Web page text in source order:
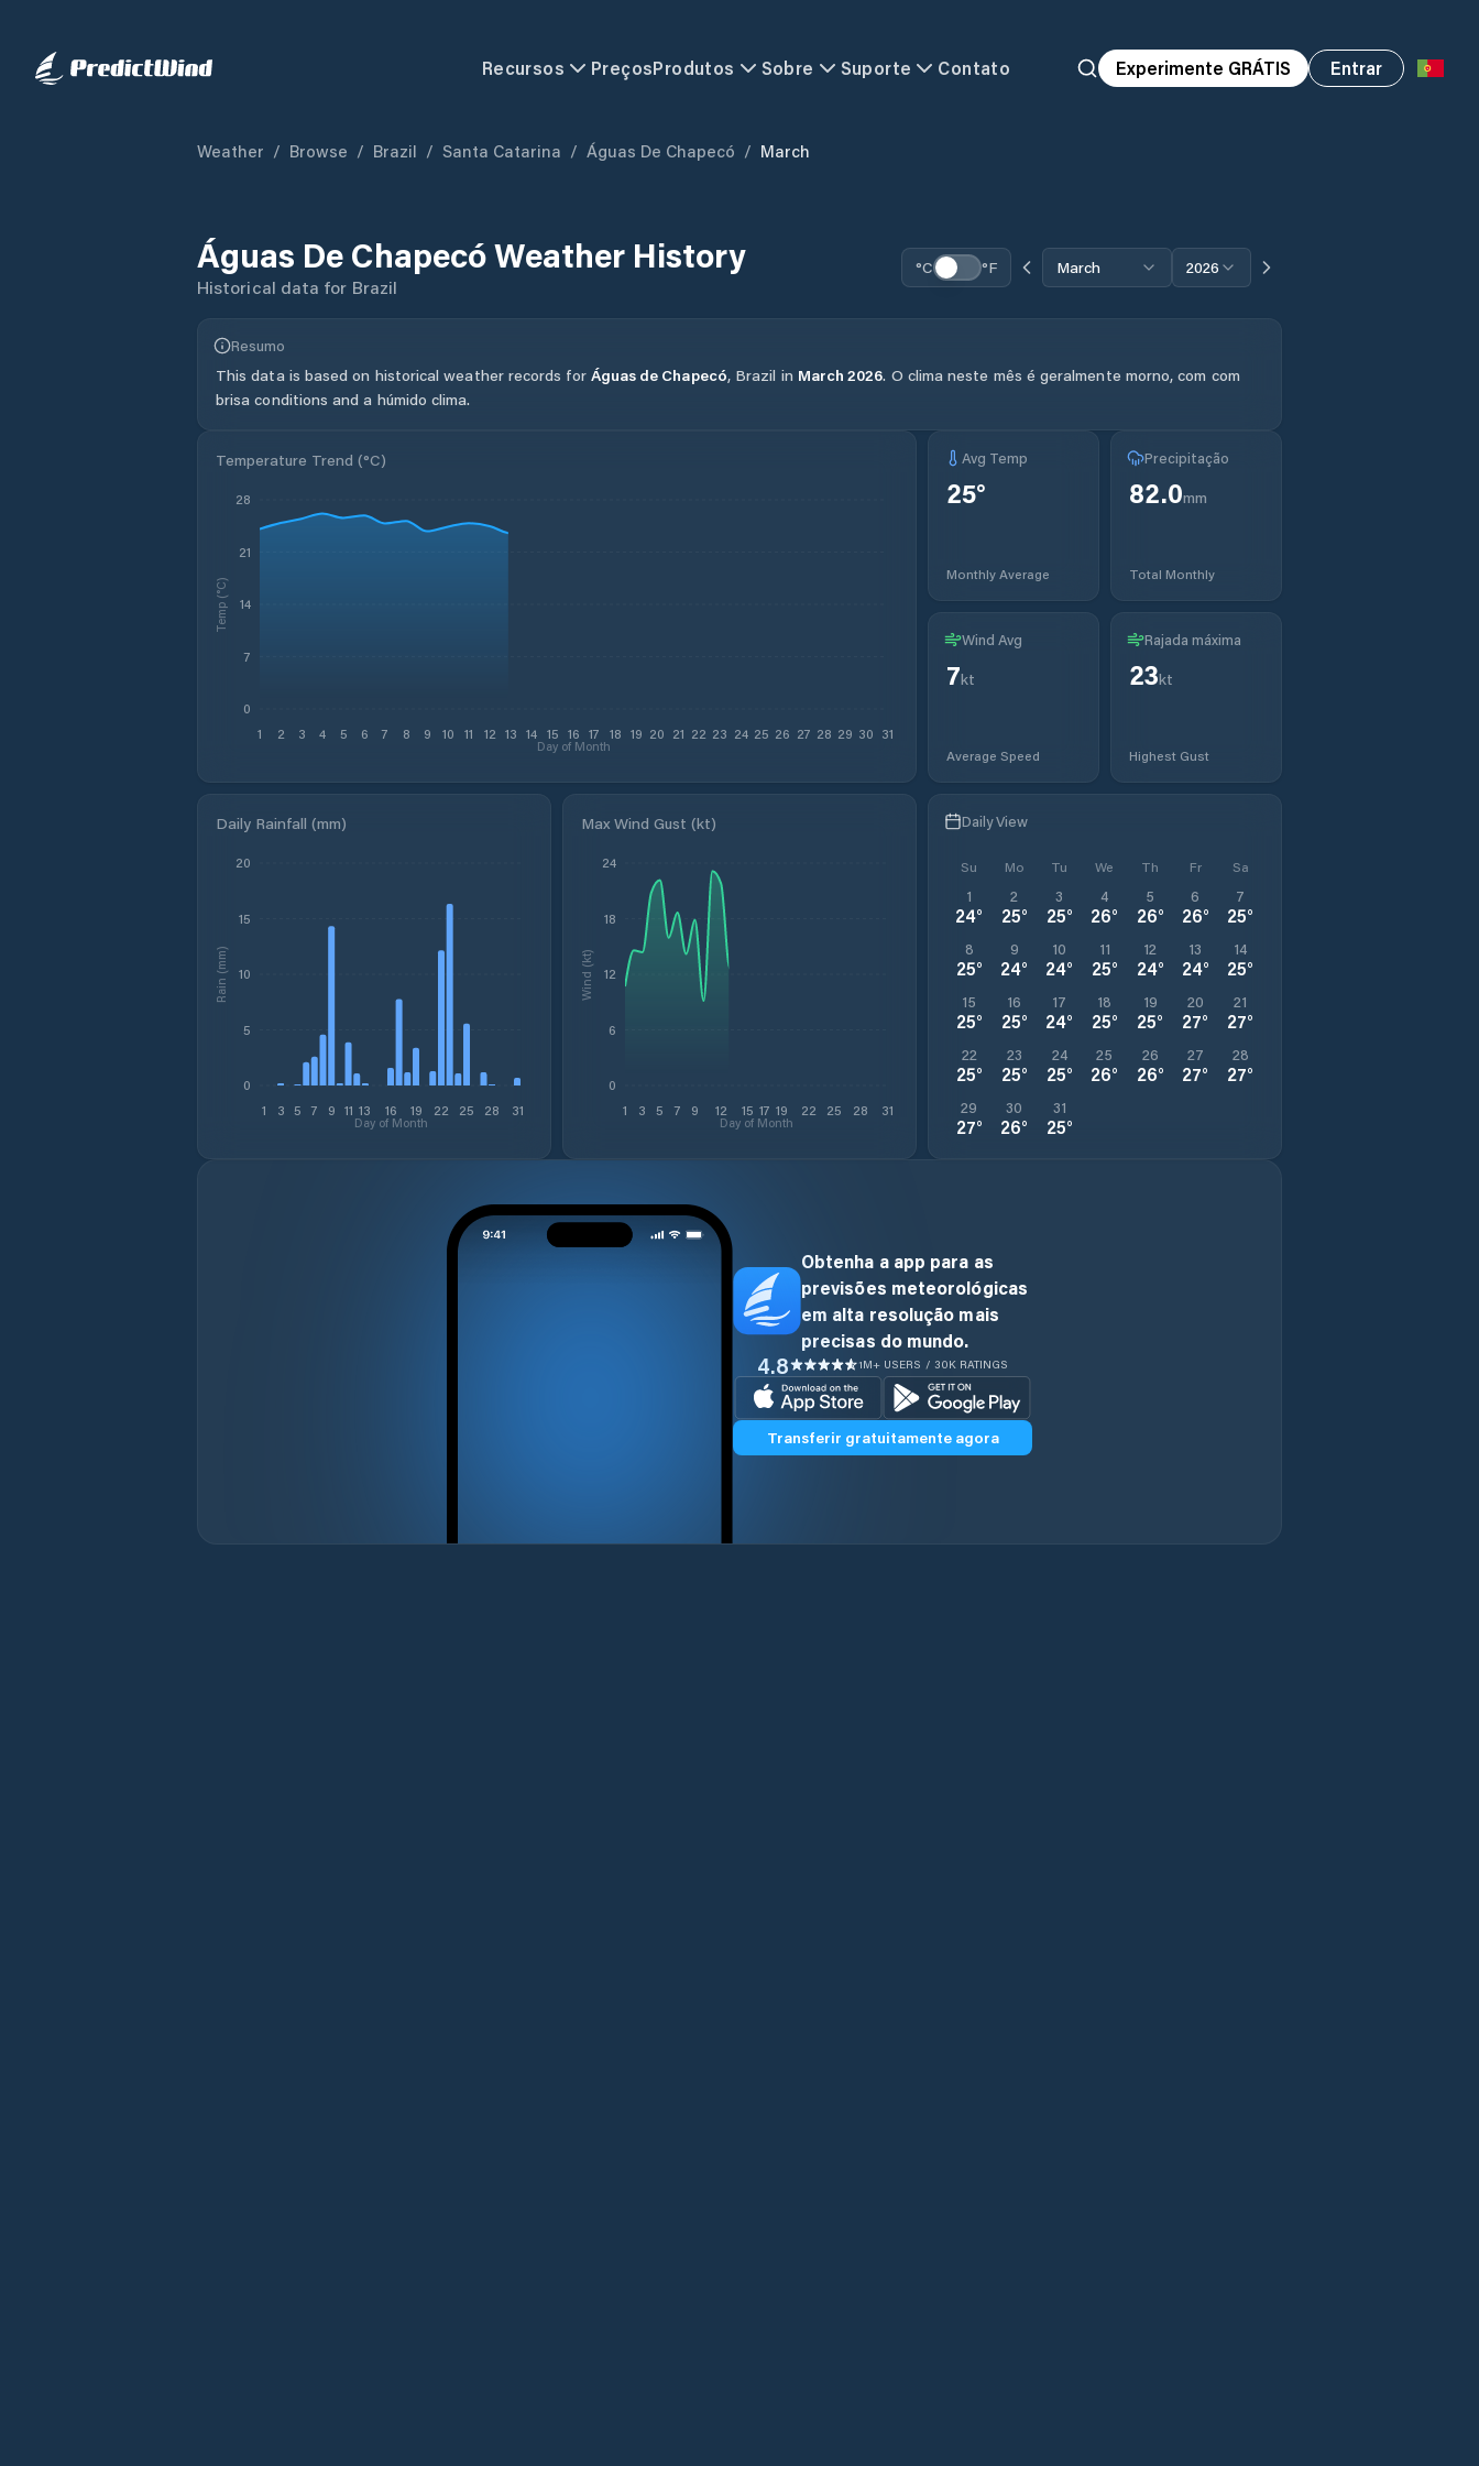
Recursos PreçosProdutos Sobre Suporte Contato Experimente GRÁTIS Entrar
Weather / Browse / Brazil / Santa Catarina / Águas De Chapecó / March
Águas De ChapecóWeather History
Historical data for Brazil
°C °F March 2026
Resumo
This data is based on historical weather records for Águas de Chapecó, Brazil in March 2026. O clima neste mês é geralmente morno, com com
brisa conditions and a húmido clima.
Temperature Trend (°C)
1 2 3 4 5 6 7 8 9 10 11 12 13 14 15 16 17 18 19 20 21 22 23 24 25 26 27 28 29 30 31
Day of Month
0
7
14
21
28
Temp (°C)
Avg Temp
25°
Monthly Average
Precipitação
82.0mm
Total Monthly
Wind Avg
7kt
Average Speed
Rajada máxima
23kt
Highest Gust
Daily Rainfall (mm)
1 3 5 7 9 11 13 16 19 22 25 28 31
Day of Month
0
5
10
15
20
Rain (mm)
Max Wind Gust (kt)
1 3 5 7 9 12 15 17 19 22 25 28 31
Day of Month
0
6
12
18
24
Wind (kt)
Daily View
Su Mo Tu We Th Fr Sa
1
24°
2
25°
3
25°
4
26°
5
26°
6
26°
7
25°
8
25°
9
24°
10
24°
11
25°
12
24°
13
24°
14
25°
15
25°
16
25°
17
24°
18
25°
19
25°
20
27°
21
27°
22
25°
23
25°
24
25°
25
26°
26
26°
27
27°
28
27°
29
27°
30
26°
31
25°
Obtenha a app para as
previsões meteorológicas
em alta resolução mais
precisas do mundo.
4.8 1M+ USERS / 30K RATINGS
Transferir gratuitamente agora